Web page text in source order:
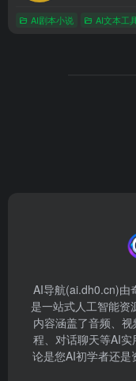
AI剧本小说 AI文本工
AI导航(ai.dh0.cn)由
是一站式人工智能资
内容涵盖了音频、
程、对话聊天等AI
论是您AI初学者还